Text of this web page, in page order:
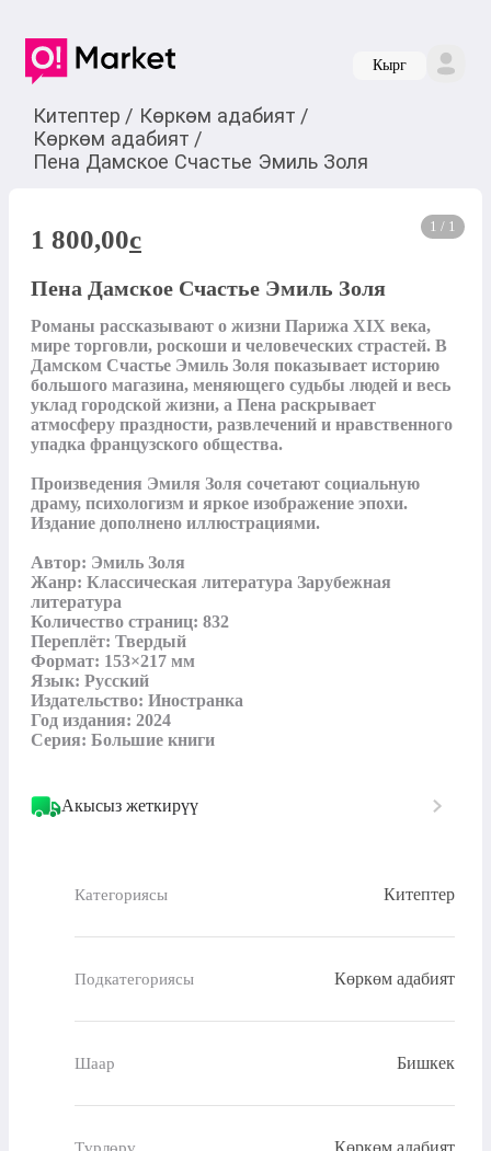
Кырг
Китептер / Көркөм адабият /
Көркөм адабият /
Пена Дамское Счастье Эмиль Золя
1 / 1
1 800,00c
Пена Дамское Счастье Эмиль Золя
Романы рассказывают о жизни Парижа XIX века,
мире торговли, роскоши и человеческих страстей. В
Дамском Счастье Эмиль Золя показывает историю
большого магазина, меняющего судьбы людей и весь
уклад городской жизни, а Пена раскрывает
атмосферу праздности, развлечений и нравственного
упадка французского общества.
Произведения Эмиля Золя сочетают социальную
драму, психологизм и яркое изображение эпохи.
Издание дополнено иллюстрациями.
Автор: Эмиль Золя
Жанр: Классическая литература Зарубежная
литература
Количество страниц: 832
Переплёт: Твердый
Формат: 153×217 мм
Язык: Русский
Издательство: Иностранка
Год издания: 2024
Серия: Большие книги
Акысыз жеткирүү
Категориясы Китептер
Подкатегориясы Көркөм адабият
Шаар Бишкек
Түрлөрү